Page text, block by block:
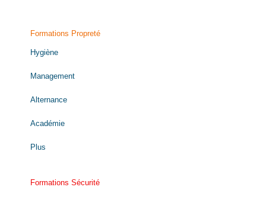
Formations Propreté
Hygiène
Management
Alternance
Académie
Plus
Formations Sécurité